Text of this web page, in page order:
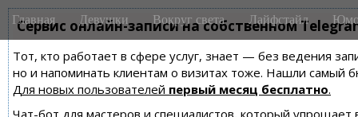
Сервис онлайн-записи на собственном
Тот, кто работает в сфере услуг, знает — без ведения
но и напоминать клиентам о визитах тоже. Нашли самый
Для новых пользователей первый месяц бесплатно.
Чат-бот для мастеров и специалистов, который упрощает
M
a
n
m
i
Главная Девушки Вокруг света Лайфстайл